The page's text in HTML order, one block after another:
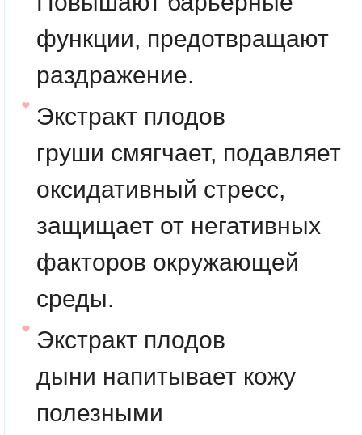
функции, предотвращают
раздражение.
Экстракт плодов
груши смягчает, подавляет
оксидативный стресс,
защищает от негативных
факторов окружающей
среды.
Экстракт плодов
дыни напитывает кожу
полезными